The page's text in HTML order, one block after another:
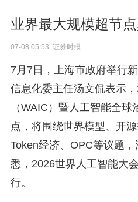
业界最大规模超节
07-08 05:53 证券时报
7月7日，上海市政府举行
信息化委主任汤文侃表示
（WAIC）暨人工智能全
点，将围绕世界模型、开
Token经济、OPC等议题
悉，2026世界人工智能大
行。